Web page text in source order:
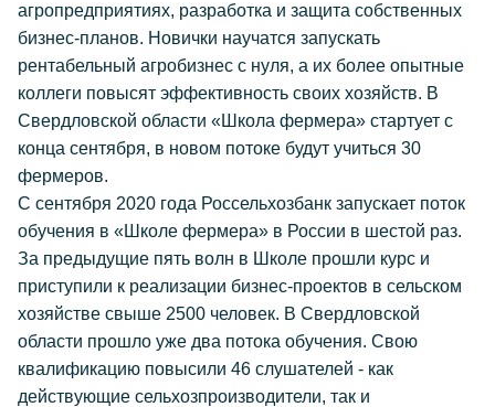
агропредприятиях, разработка и защита собственных
бизнес-планов. Новички научатся запускать
рентабельный агробизнес с нуля, а их более опытные
коллеги повысят эффективность своих хозяйств. В
Свердловской области «Школа фермера» стартует с
конца сентября, в новом потоке будут учиться 30
фермеров.
С сентября 2020 года Россельхозбанк запускает поток
обучения в «Школе фермера» в России в шестой раз.
За предыдущие пять волн в Школе прошли курс и
приступили к реализации бизнес-проектов в сельском
хозяйстве свыше 2500 человек. В Свердловской
области прошло уже два потока обучения. Свою
квалификацию повысили 46 слушателей - как
действующие сельхозпроизводители, так и